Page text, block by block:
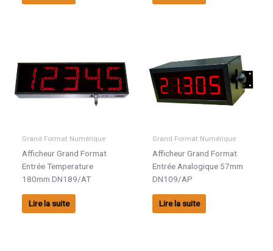
Grand Format Numérique
Afficheur Grand Format
Entrée Temperature
180mm DN189/AT
Lire la suite
Grand Format Numérique
Afficheur Grand Format
Entrée Analogique 57mm
DN109/AP
Lire la suite